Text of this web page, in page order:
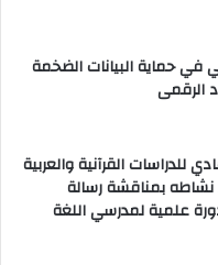
في حماية البيانات الضخمة
الرقمى
للدراسات القرآنية والعربية
بمناقشة رسالة
علمية لمدرسي اللغة